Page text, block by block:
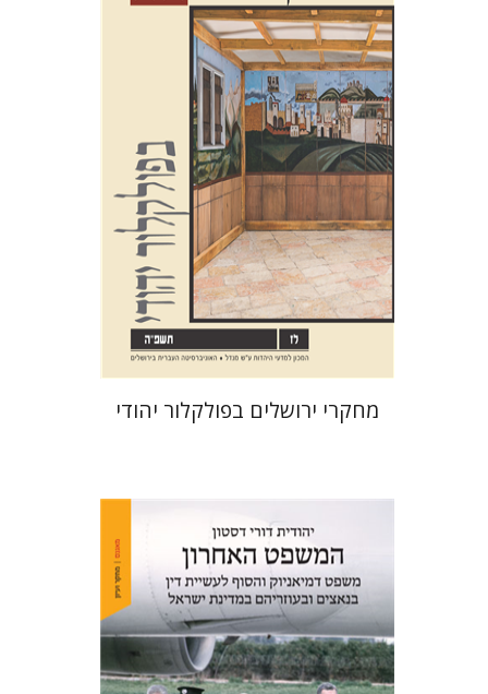
שלום צבר גלית חזן-רוקם
סלמון
הנחת אתר ספר מודפס
$35
$32
מחקרי ירושלים בפולקלור יהודי
יהודית דורי דסטון